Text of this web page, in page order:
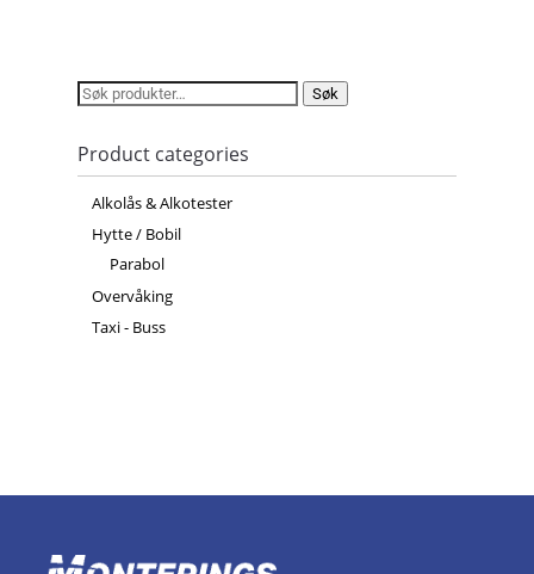
Søk
Søk
Product categories
Alkolås & Alkotester
Hytte / Bobil
Parabol
Overvåking
Taxi - Buss